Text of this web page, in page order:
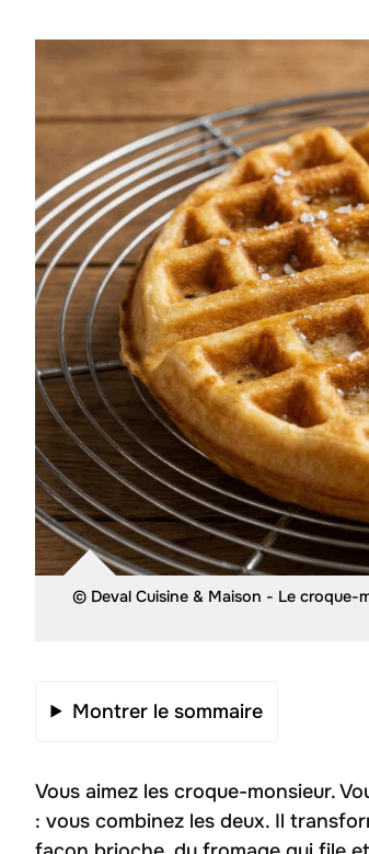
© Deval Cuisine & Maison - Le croque-
Montrer le sommaire
Vous aimez les croque-monsieur.
: vous combinez les deux. Il